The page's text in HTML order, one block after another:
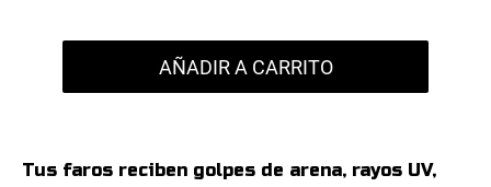
AÑADIR A CARRITO
Tus faros reciben golpes de arena, rayos UV,